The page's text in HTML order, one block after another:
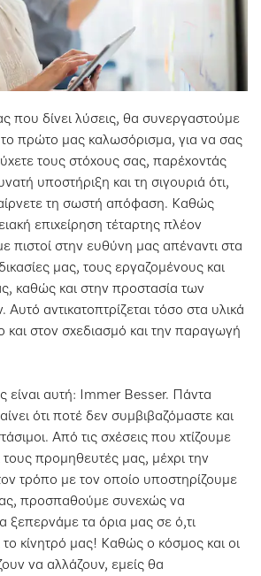
που δίνει λύσεις, θα συνεργαστούμε
πρώτο μας καλωσόρισμα, για να σας
τους στόχους σας, παρέχοντάς
υποστήριξη και τη σιγουριά ότι,
τη σωστή απόφαση. Καθώς
επιχείρηση τέταρτης πλέον
πιστοί στην ευθύνη μας απέναντι στα
μας, τους εργαζομένους και
καθώς και στην προστασία των
αντικατοπτρίζεται τόσο στα υλικά
στον σχεδιασμό και την παραγωγή
είναι αυτή: Immer Besser. Πάντα
ότι ποτέ δεν συμβιβαζόμαστε και
Από τις σχέσεις που χτίζουμε
τους προμηθευτές μας, μέχρι την
τρόπο με τον οποίο υποστηρίζουμε
προσπαθούμε συνεχώς να
ξεπερνάμε τα όρια μας σε ό,τι
το κίνητρό μας! Καθώς ο κόσμος και οι
να αλλάζουν, εμείς θα